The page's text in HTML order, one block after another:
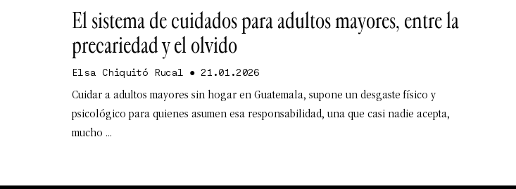
El sistema de cuidados para adultos mayores, entre la
precariedad y el olvido
Elsa Chiquitó Rucal 21.01.2026
Cuidar a adultos mayores sin hogar en Guatemala, supone un desgaste físico y
psicológico para quienes asumen esa responsabilidad, una que casi nadie acepta,
mucho